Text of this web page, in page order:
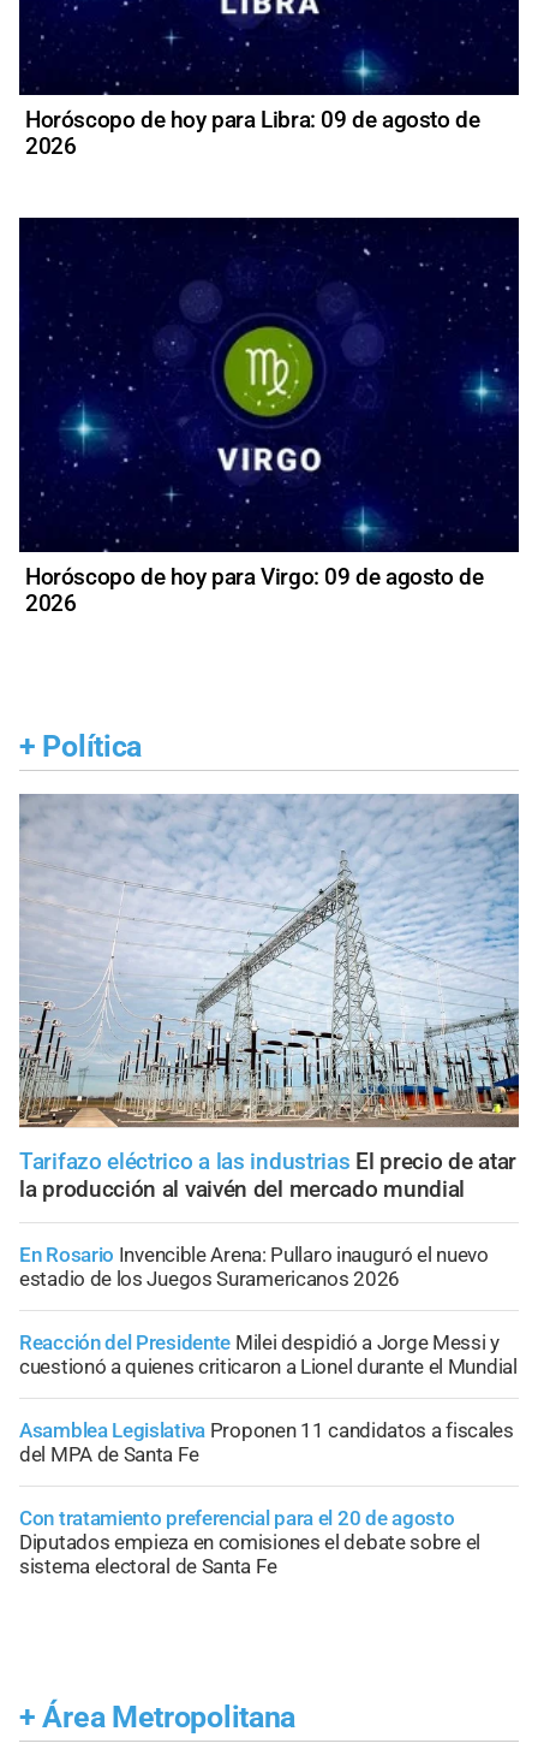
Horóscopo de hoy para Libra: 09 de agosto de
2026
Horóscopo de hoy para Virgo: 09 de agosto de
2026
+ Política
Tarifazo eléctrico a las industrias El precio de atar
la producción al vaivén del mercado mundial
En Rosario Invencible Arena: Pullaro inauguró el nuevo
estadio de los Juegos Suramericanos 2026
Reacción del Presidente Milei despidió a Jorge Messi y
cuestionó a quienes criticaron a Lionel durante el Mundial
Asamblea Legislativa Proponen 11 candidatos a fiscales
del MPA de Santa Fe
Con tratamiento preferencial para el 20 de agosto
Diputados empieza en comisiones el debate sobre el
sistema electoral de Santa Fe
+ Área Metropolitana